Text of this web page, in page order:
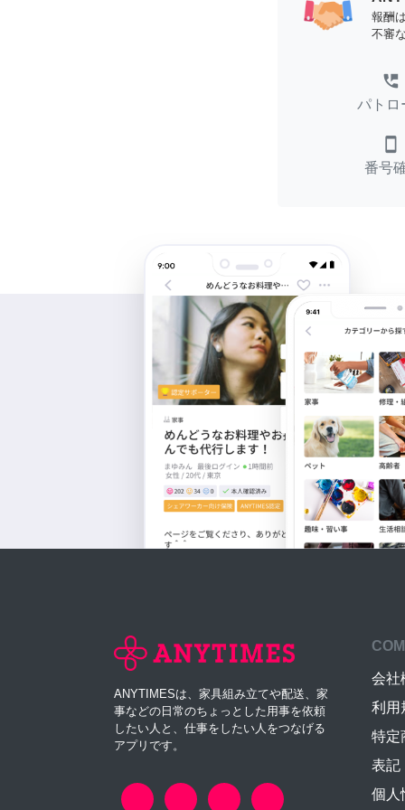
報酬
不審
perm_phone_msg
パトロ
smartphone
番号
ANYTIMESは、家具組み立てや配送、家
事などの日常のちょっとした用事を依頼
したい人と、仕事をしたい人をつなげる
アプリです。
会社
利用
特定
表記
個人